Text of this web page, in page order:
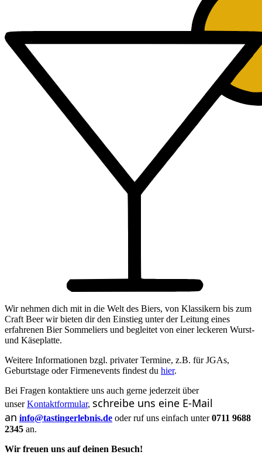
Wir nehmen dich mit in die Welt des Biers, von Klassikern bis zum
Craft Beer wir bieten dir den Einstieg unter der Leitung eines
erfahrenen Bier Sommeliers und begleitet von einer leckeren Wurst-
und Käseplatte.
Weitere Informationen bzgl. privater Termine, z.B. für JGAs,
Geburtstage oder Firmenevents findest du hier.
Bei Fragen kontaktiere uns auch gerne jederzeit über
unserKontaktformular, schreibe uns eine E-Mail
an info@tastingerlebnis.de oder ruf uns einfach unter0711 9688
2345 an.
Wir freuen uns auf deinen Besuch!